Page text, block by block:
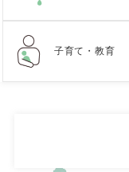
子育て・教育